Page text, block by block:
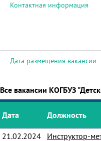
Контактная информация
Дата размещения вакансии
Все вакансии КОГБУЗ
Дата Должность
21.02.2024
Инструктор-